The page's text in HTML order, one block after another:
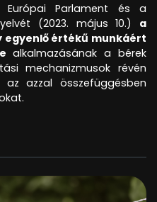
Európai Parlament és a
(2023. május 10.) a
egyenlő értékű munkáért
alkalmazásának a bérek
mechanizmusok révén
azzal összefüggésben